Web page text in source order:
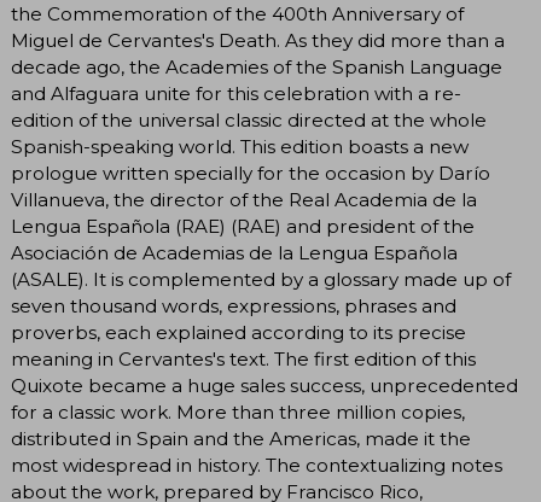
the Commemoration of the 400th Anniversary of
Miguel de Cervantes's Death. As they did more than a
decade ago, the Academies of the Spanish Language
and Alfaguara unite for this celebration with a re-
edition of the universal classic directed at the whole
Spanish-speaking world. This edition boasts a new
prologue written specially for the occasion by Darío
Villanueva, the director of the Real Academia de la
Lengua Española (RAE) (RAE) and president of the
Asociación de Academias de la Lengua Española
(ASALE). It is complemented by a glossary made up of
seven thousand words, expressions, phrases and
proverbs, each explained according to its precise
meaning in Cervantes's text. The first edition of this
Quixote became a huge sales success, unprecedented
for a classic work. More than three million copies,
distributed in Spain and the Americas, made it the
most widespread in history. The contextualizing notes
about the work, prepared by Francisco Rico,